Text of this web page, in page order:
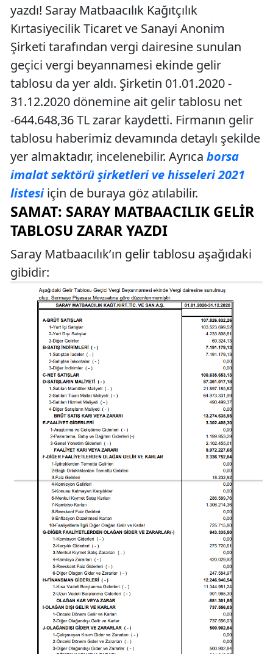
yazdı! Saray Matbaacılık Kağıtçılık
Kırtasiyecilik Ticaret ve Sanayi Anonim
Şirketi tarafından vergi dairesine sunulan
geçici vergi beyannamesi ekinde gelir
tablosu da yer aldı. Şirketin 01.01.2020 -
31.12.2020 dönemine ait gelir tablosu net
-644.648,36 TL zarar kaydetti. Firmanın gelir
tablosu haberimiz devamında detaylı şekilde
yer almaktadır, incelenebilir. Ayrıca borsa
imalat sektörü şirketleri ve hisseleri 2021
listesi için de buraya göz atılabilir.
SAMAT: SARAY MATBAACILIK GELIR
TABLOSU ZARAR YAZDI
Saray Matbaacılık’ın gelir tablosu aşağıdaki
gibidir: